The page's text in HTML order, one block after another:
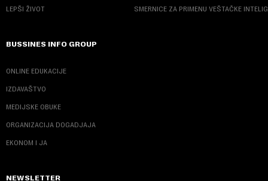
LEPŠI ŽIVOT SMERNICE ZA PRIMENU VEŠTAČKE
BUSSINES INFO GROUP
ONLINE EDUKACIJE
IZDAVAŠTVO
MEDIJSKE OBUKE
ORGANIZACIJA DOGADJAJA
EKONOM I JA
NEWSLETTER